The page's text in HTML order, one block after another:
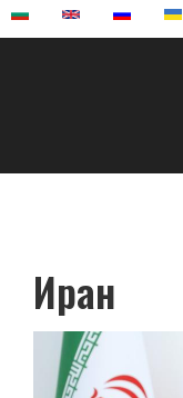
Иран